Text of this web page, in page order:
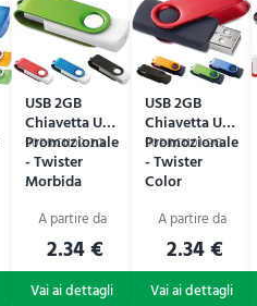
USB 2GB
Chiavetta USB
Promozionale
- Twister
Morbida
90PRC1102-2G
2.34 €
USB 2GB
Chiavetta USB
Promozionale
- Twister
Color
90PRC1101-2G
2.34 €